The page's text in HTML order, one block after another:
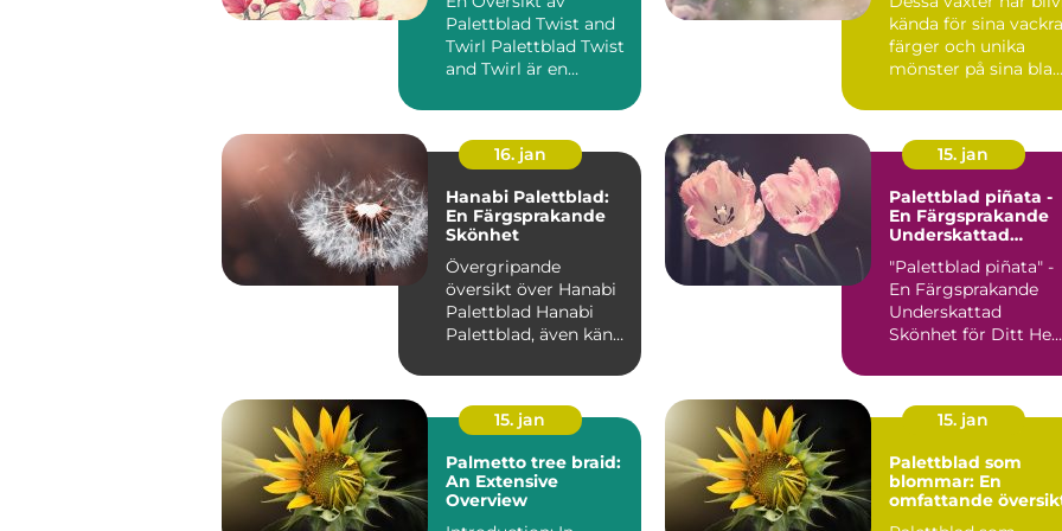
Palettblad Twist and
Twirl Palettblad Twist
and Twirl är en
bli...
heminredning
kända för sina vackra
färger och unika
mönster på sina blad.
16. jan
Hanabi Palettblad:
En Färgsprakande
Skönhet
Övergripande
översikt över Hanabi
Palettblad Hanabi
Palettblad, även känt
fascine...
15. jan
Palettblad piñata -
En Färgsprakande
Underskattad
Hem
"Palettblad piñata" -
En Färgsprakande
Underskattad
Skönhet för Ditt Hem
Palettblad pi...
15. jan
Palmetto tree braid:
An Extensive
Overview
15. jan
Palettblad som
blommar: En
omfattande